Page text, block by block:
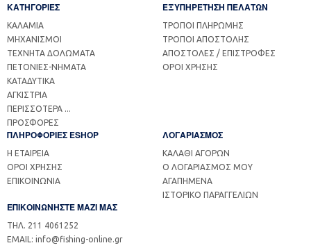
ΚΑΤΗΓΟΡΙΕΣ
ΚΑΛΑΜΙΑ
ΜΗΧΑΝΙΣΜΟΙ
ΤΕΧΝΗΤΑ ΔΟΛΩΜΑΤΑ
ΠΕΤΟΝΙΕΣ-ΝΗΜΑΤΑ
ΚΑΤΑΔΥΤΙΚΑ
ΑΓΚΙΣΤΡΙΑ
ΠΕΡΙΣΣΟΤΕΡΑ ...
ΠΡΟΣΦΟΡΕΣ
ΕΞΥΠΗΡΕΤΗΣΗ ΠΕΛΑΤΩΝ
ΤΡΟΠΟΙ ΠΛΗΡΩΜΗΣ
ΤΡΟΠΟΙ ΑΠΟΣΤΟΛΗΣ
ΑΠΟΣΤΟΛΕΣ / ΕΠΙΣΤΡΟΦΕΣ
ΟΡΟΙ ΧΡΗΣΗΣ
ΠΛΗΡΟΦΟΡΙΕΣ ESHOP
Η ΕΤΑΙΡΕΙΑ
ΟΡΟΙ ΧΡΗΣΗΣ
ΕΠΙΚΟΙΝΩΝΙΑ
ΛΟΓΑΡΙΑΣΜΟΣ
ΚΑΛΑΘΙ ΑΓΟΡΩΝ
Ο ΛΟΓΑΡΙΑΣΜΟΣ ΜΟΥ
ΑΓΑΠΗΜΕΝΑ
ΙΣΤΟΡΙΚΟ ΠΑΡΑΓΓΕΛΙΩΝ
ΕΠΙΚΟΙΝΩΝΗΣΤΕ ΜΑΖΙ ΜΑΣ
ΤΗΛ. 211 4061252
EMAIL: info@fishing-online.gr